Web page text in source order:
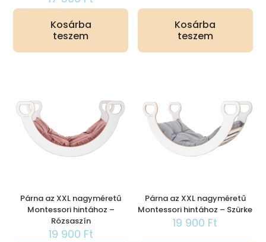
Kosárba
teszem
Kosárba
teszem
Párna az XXL nagyméretű
Montessori hintához –
Rózsaszín
19 900 Ft
Párna az XXL nagyméretű
Montessori hintához – Szürke
19 900 Ft